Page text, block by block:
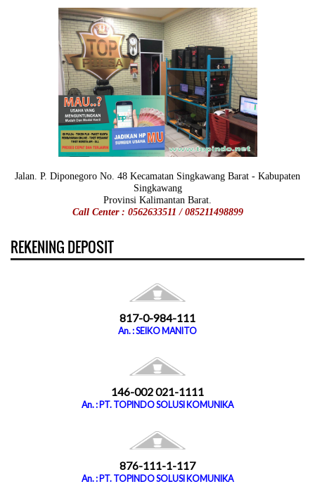
Jalan. P. Diponegoro No. 48 Kecamatan Singkawang Barat - Kabupaten
Singkawang
Provinsi Kalimantan Barat.
Call Center : 0562633511 / 085211498899
REKENING DEPOSIT
817-0-984-111
An. : SEIKO MANITO
146-002 021-1111
An. : PT. TOPINDO SOLUSI KOMUNIKA
876-111-1-117
An. : PT. TOPINDO SOLUSI KOMUNIKA